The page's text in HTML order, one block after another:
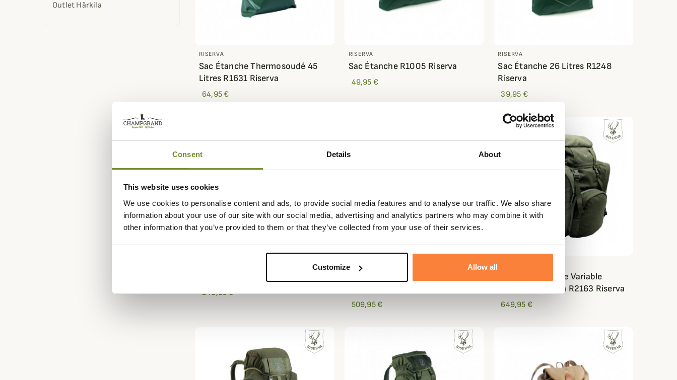
Consent Details About
This website uses cookies
We use cookies to personalise content and ads, to provide social media features and to analyse our traffic. We also share
information about your use of our site with our social media, advertising and analytics partners who may combine it with
other information that you’ve provided to them or that they’ve collected from your use of their services.
Customize Allow all
Outlet Härkila
RISERVA
Sac Étanche Thermosoudé 45
Litres R1631 Riserva
64,95 €
RISERVA
Sac Étanche R1005 Riserva
49,95 €
RISERVA
Sac Étanche 26 Litres R1248
Riserva
39,95 €
249,95 €
RISERVA
509,95 €
Sac à Dos Volume Variable
45/90L en Loden R2163 Riserva
649,95 €